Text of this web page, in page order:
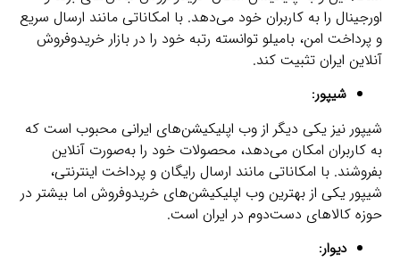
اورجینال را به کاربران خود می‌دهد. با امکاناتی مانند ارسال سریع
و پرداخت امن، بامیلو توانسته رتبه خود را در بازار خریدوفروش
آنلاین ایران تثبیت کند.
شیپور:
شیپور نیز یکی دیگر از وب اپلیکیشن‌های ایرانی محبوب است که
به کاربران امکان می‌دهد، محصولات خود را به‌صورت آنلاین
بفروشند. با امکاناتی مانند ارسال رایگان و پرداخت اینترنتی،
شیپور یکی از بهترین وب اپلیکیشن‌های خریدوفروش اما بیشتر در
حوزه کالاهای دست‌دوم در ایران است.
دیوار: